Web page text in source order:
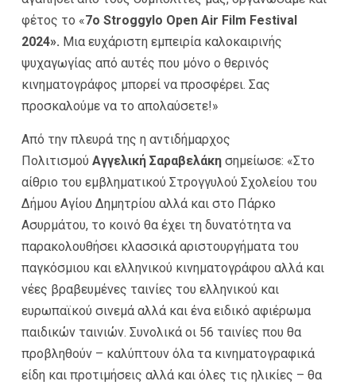
φέτος το «7ο Stroggylo Open Air Film Festival
2024». Μια ευχάριστη εμπειρία καλοκαιρινής
ψυχαγωγίας από αυτές που μόνο ο θερινός
κινηματογράφος μπορεί να προσφέρει. Σας
προσκαλούμε να το απολαύσετε!»
Από την πλευρά της η αντιδήμαρχος
Πολιτισμού Αγγελική Σαραβελάκη σημείωσε: «Στο
αίθριο του εμβληματικού Στρογγυλού Σχολείου του
Δήμου Αγίου Δημητρίου αλλά και στο Πάρκο
Ασυρμάτου, το κοινό θα έχει τη δυνατότητα να
παρακολουθήσει κλασσικά αριστουργήματα του
παγκόσμιου και ελληνικού κινηματογράφου αλλά και
νέες βραβευμένες ταινίες του ελληνικού και
ευρωπαϊκού σινεμά αλλά και ένα ειδικό αφιέρωμα
παιδικών ταινιών. Συνολικά οι 56 ταινίες που θα
προβληθούν – καλύπτουν όλα τα κινηματογραφικά
είδη και προτιμήσεις αλλά και όλες τις ηλικίες – θα